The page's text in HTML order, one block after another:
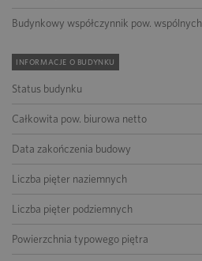
Budynkowy współczynnik pow. wspólnych
INFORMACJE O BUDYNKU
Status budynku
Całkowita pow. biurowa netto
Data zakończenia budowy
Liczba pięter naziemnych
Liczba pięter podziemnych
Powierzchnia typowego piętra